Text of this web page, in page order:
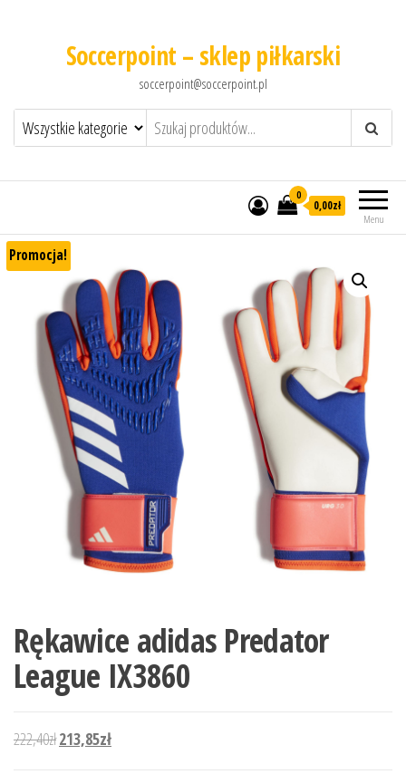
Soccerpoint – sklep piłkarski
soccerpoint@soccerpoint.pl
Menu
0
0,00zł
Promocja!
Rękawice adidas Predator
League IX3860
222,40złPierwotna cena wynosiła: 222,40zł.
213,85złAktualna cena wynosi: 213,85zł.